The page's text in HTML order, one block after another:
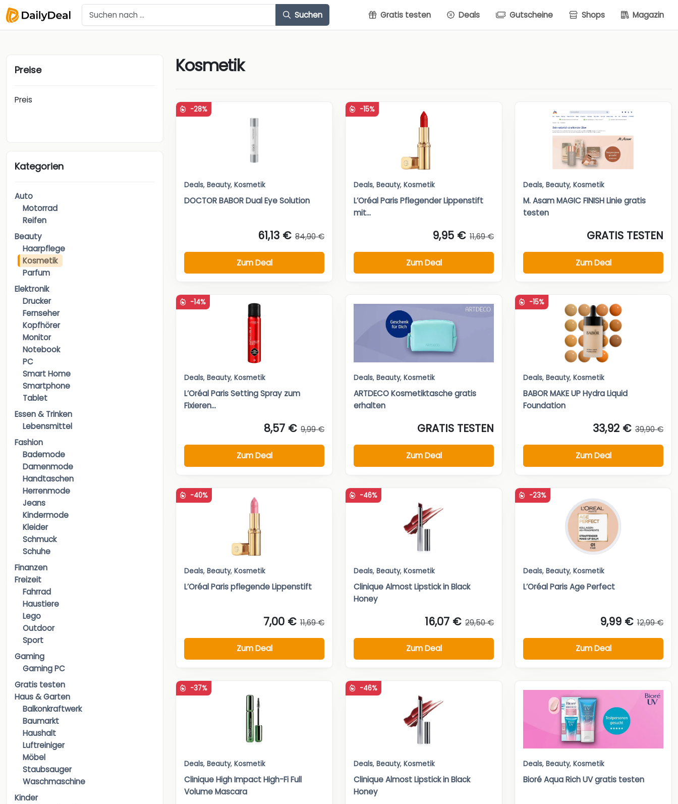
Suchen Gratis testen Deals Gutscheine Shops Magazin
Preise
Preis
Kategorien
Auto
Motorrad
Reifen
Beauty
Haarpflege
Kosmetik
Parfum
Elektronik
Drucker
Fernseher
Kopfhörer
Monitor
Notebook
PC
Smart Home
Smartphone
Tablet
Essen & Trinken
Lebensmittel
Fashion
Bademode
Damenmode
Handtaschen
Herrenmode
Jeans
Kindermode
Kleider
Schmuck
Schuhe
Finanzen
Freizeit
Fahrrad
Haustiere
Lego
Outdoor
Sport
Gaming
Gaming PC
Gratis testen
Haus & Garten
Balkonkraftwerk
Baumarkt
Haushalt
Luftreiniger
Möbel
Staubsauger
Waschmaschine
Kinder
Kosmetik
-28%
Deals, Beauty, Kosmetik
DOCTOR BABOR Dual Eye Solution
61,13 € 84,90 €
Zum Deal
-15%
Deals, Beauty, Kosmetik
L’Oréal Paris Pflegender Lippenstift
mit...
9,95 € 11,69 €
Zum Deal
Deals, Beauty, Kosmetik
M. Asam MAGIC FINISH Linie gratis
testen
GRATIS TESTEN
Zum Deal
-14%
Deals, Beauty, Kosmetik
L’Oréal Paris Setting Spray zum
Fixieren...
8,57 € 9,99 €
Zum Deal
Deals, Beauty, Kosmetik
ARTDECO Kosmetiktasche gratis
erhalten
GRATIS TESTEN
Zum Deal
-15%
Deals, Beauty, Kosmetik
BABOR MAKE UP Hydra Liquid
Foundation
33,92 € 39,90 €
Zum Deal
-40%
Deals, Beauty, Kosmetik
L’Oréal Paris pflegende Lippenstift
7,00 € 11,69 €
Zum Deal
-46%
Deals, Beauty, Kosmetik
Clinique Almost Lipstick in Black
Honey
16,07 € 29,50 €
Zum Deal
-23%
Deals, Beauty, Kosmetik
L’Oréal Paris Age Perfect
9,99 € 12,99 €
Zum Deal
-37%
Deals, Beauty, Kosmetik
Clinique High Impact High-Fi Full
Volume Mascara
-46%
Deals, Beauty, Kosmetik
Clinique Almost Lipstick in Black
Honey
Deals, Beauty, Kosmetik
Bioré Aqua Rich UV gratis testen